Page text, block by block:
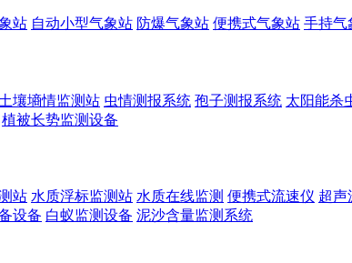
站 自动小型气象站 防爆气象站 便携式气象站 手持气
土壤墒情监测站 虫情测报系统 孢子测报系统 太阳能杀
植被长势监测设备
站 水质浮标监测站 水质在线监测 便携式流速仪 超声
设备 白蚁监测设备 泥沙含量监测系统